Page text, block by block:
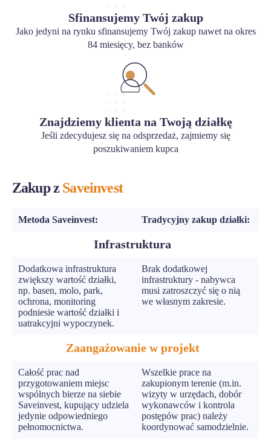
Sfinansujemy Twój zakup
Jako jedyni na rynku sfinansujemy Twój zakup nawet na okres
84 miesięcy, bez banków
Znajdziemy klienta na Twoją działkę
Jeśli zdecydujesz się na odsprzedaż, zajmiemy się
poszukiwaniem kupca
Zakup z Saveinvest
Metoda Saveinvest: Tradycyjny zakup działki:
Infrastruktura
Dodatkowa infrastruktura
zwiększy wartość działki,
np. basen, molo, park,
ochrona, monitoring
podniesie wartość działki i
uatrakcyjni wypoczynek.
Brak dodatkowej
infrastruktury - nabywca
musi zatroszczyć się o nią
we własnym zakresie.
Zaangażowanie w projekt
Całość prac nad
przygotowaniem miejsc
wspólnych bierze na siebie
Saveinvest, kupujący udziela
jedynie odpowiedniego
pełnomocnictwa.
Wszelkie prace na
zakupionym terenie (m.in.
wizyty w urzędach, dobór
wykonawców i kontrola
postępów prac) należy
koordynować samodzielnie.